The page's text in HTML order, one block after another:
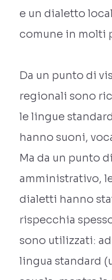
e un dialetto
comune in molti
Da un punto di
regionali sono
le lingue
hanno suoni,
Ma da un punto
amministrativo,
dialetti hanno
rispecchia
sono utilizzati:
lingua standard